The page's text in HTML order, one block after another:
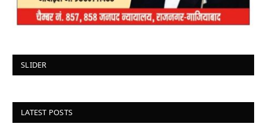
SLIDER
LATEST POSTS